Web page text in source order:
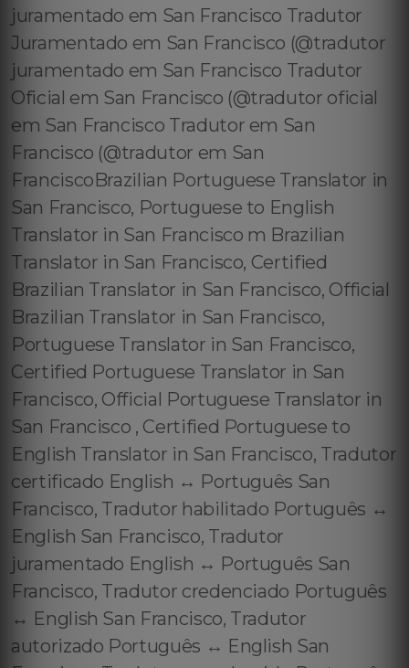
juramentado em San Francisco Tradutor
Juramentado em San Francisco (@tradutor
juramentado em San Francisco Tradutor
Oficial em San Francisco (@tradutor oficial
em San Francisco Tradutor em San
Francisco (@tradutor em San
FranciscoBrazilian Portuguese Translator in
San Francisco, Portuguese to English
Translator in San Francisco m Brazilian
Translator in San Francisco, Certified
Brazilian Translator in San Francisco, Official
Brazilian Translator in San Francisco,
Portuguese Translator in San Francisco,
Certified Portuguese Translator in San
Francisco, Official Portuguese Translator in
San Francisco , Certified Portuguese to
English Translator in San Francisco, Tradutor
certificado English ↔️ Português San
Francisco, Tradutor habilitado Português ↔️
English San Francisco, Tradutor
juramentado English ↔️ Português San
Francisco, Tradutor credenciado Português
↔️ English San Francisco, Tradutor
autorizado Português ↔️ English San